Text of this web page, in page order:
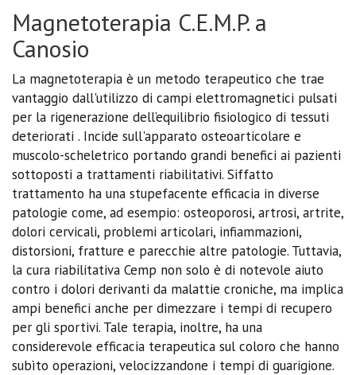
Magnetoterapia C.E.M.P. a
Canosio
La magnetoterapia è un metodo terapeutico che trae
vantaggio dall'utilizzo di campi elettromagnetici pulsati
per la rigenerazione dell’equilibrio fisiologico di tessuti
deteriorati . Incide sull'apparato osteoarticolare e
muscolo-scheletrico portando grandi benefici ai pazienti
sottoposti a trattamenti riabilitativi. Siffatto
trattamento ha una stupefacente efficacia in diverse
patologie come, ad esempio: osteoporosi, artrosi, artrite,
dolori cervicali, problemi articolari, infiammazioni,
distorsioni, fratture e parecchie altre patologie. Tuttavia,
la cura riabilitativa Cemp non solo è di notevole aiuto
contro i dolori derivanti da malattie croniche, ma implica
ampi benefici anche per dimezzare i tempi di recupero
per gli sportivi. Tale terapia, inoltre, ha una
considerevole efficacia terapeutica sul coloro che hanno
subìto operazioni, velocizzandone i tempi di guarigione.